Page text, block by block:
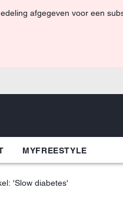
afgegeven voor een
MYFREESTYLE
'Slow diabetes'